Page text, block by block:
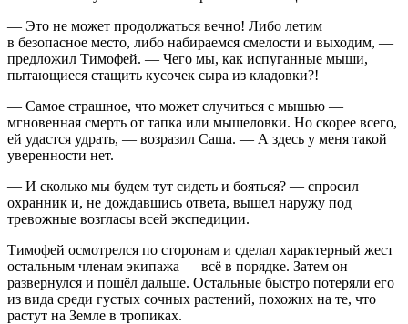
— Это не может продолжаться вечно! Либо летим
в безопасное место, либо набираемся смелости и выходим, —
предложил Тимофей. — Чего мы, как испуганные мыши,
пытающиеся стащить кусочек сыра из кладовки?!
— Самое страшное, что может случиться с мышью —
мгновенная смерть от тапка или мышеловки. Но скорее всего,
ей удастся удрать, — возразил Саша. — А здесь у меня такой
уверенности нет.
— И сколько мы будем тут сидеть и бояться? — спросил
охранник и, не дождавшись ответа, вышел наружу под
тревожные возгласы всей экспедиции.
Тимофей осмотрелся по сторонам и сделал характерный жест
остальным членам экипажа — всё в порядке. Затем он
развернулся и пошёл дальше. Остальные быстро потеряли его
из вида среди густых сочных растений, похожих на те, что
растут на Земле в тропиках.